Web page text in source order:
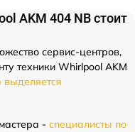
AKM 404 NB стоит
сервис-центров,
техники Whirlpool AKM
- специалисты по